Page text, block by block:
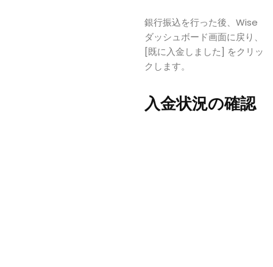
銀行振込を行った後、Wise
ダッシュボード画面に戻り、
[既に入金しました] をクリッ
クします。
入金状況の確認